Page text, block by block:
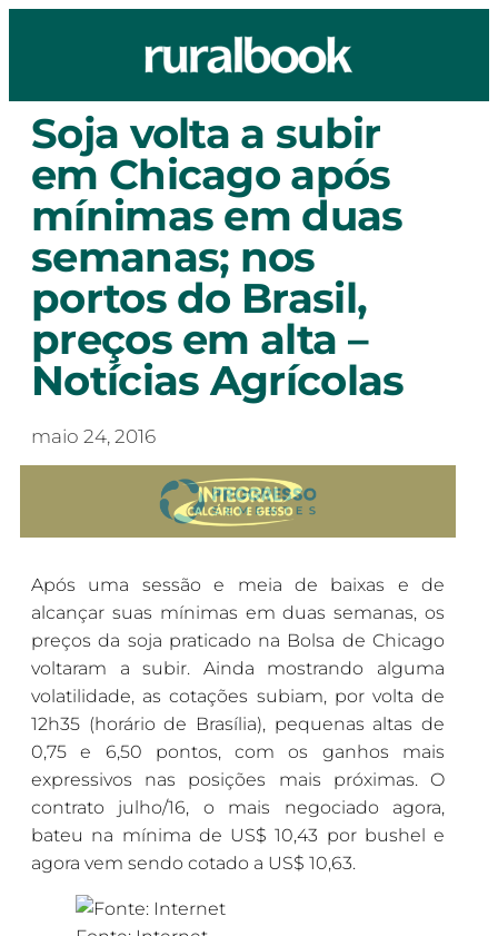
Soja volta a subir
em Chicago após
mínimas em duas
semanas; nos
portos do Brasil,
preços em alta –
Notícias Agrícolas
maio 24, 2016
Após uma sessão e meia de baixas e de
alcançar suas mínimas em duas semanas, os
preços da soja praticado na Bolsa de Chicago
voltaram a subir. Ainda mostrando alguma
volatilidade, as cotações subiam, por volta de
12h35 (horário de Brasília), pequenas altas de
0,75 e 6,50 pontos, com os ganhos mais
expressivos nas posições mais próximas. O
contrato julho/16, o mais negociado agora,
bateu na mínima de US$ 10,43 por bushel e
agora vem sendo cotado a US$ 10,63.